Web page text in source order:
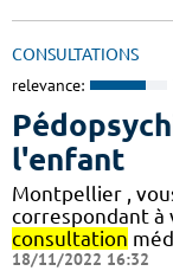
CONSULTATIONS
relevance:
l'enfant
Montpellier ,
correspondant à
consultation
18/11/2022 16:32